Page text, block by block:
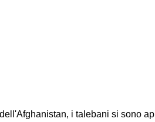
i talebani si sono